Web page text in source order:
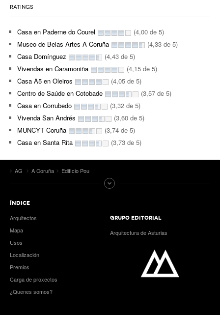
RATINGS
Casa en Paderne do Courel
(4,00 de 5)
Museo de Belas Artes A Coruña
(4,33 de 5)
Casa Domínguez
(4,43 de 5)
Vivendas en Caramoniña
(4,15 de 5)
Casa A5 en Oleiros
(4,05 de 5)
Centro de Saúde en Cotobade
(3,57 de 5)
Casa en Corrubedo
(3,32 de 5)
Vivenda San Andrés
(3,60 de 5)
MUNCYT Coruña
(3,74 de 5)
Casa en Santa Rita
(3,73 de 5)
AG A Coruña Edificio Pou
ÍNDICE
Arquitectos
Mapa
Usos
Localización
Premios
Carga de proxectos
¿Quenes somos?
GRUPO EDITORIAL
Arquitectura de Asturias